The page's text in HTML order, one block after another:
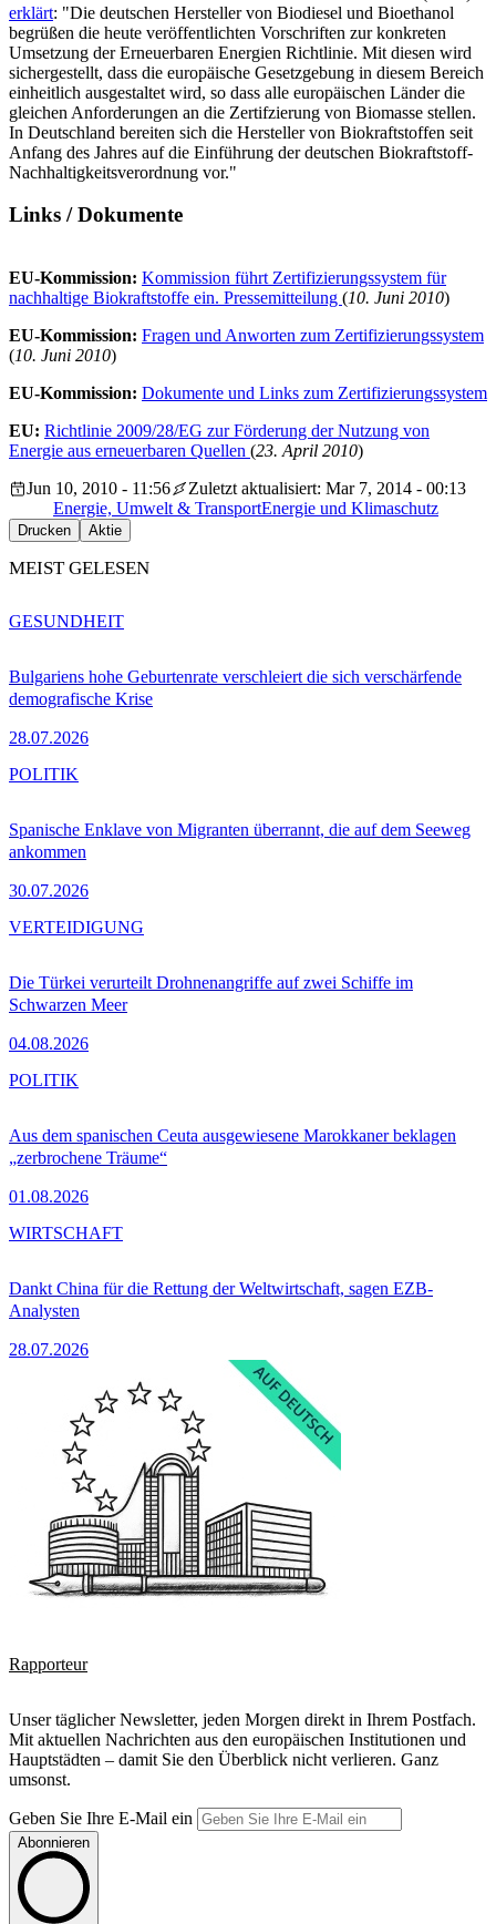
erklärt: "Die deutschen Hersteller von Biodiesel und Bioethanol
begrüßen die heute veröffentlichten Vorschriften zur konkreten
Umsetzung der Erneuerbaren Energien Richtlinie. Mit diesen wird
sichergestellt, dass die europäische Gesetzgebung in diesem Bereich
einheitlich ausgestaltet wird, so dass alle europäischen Länder die
gleichen Anforderungen an die Zertifzierung von Biomasse stellen.
In Deutschland bereiten sich die Hersteller von Biokraftstoffen seit
Anfang des Jahres auf die Einführung der deutschen Biokraftstoff-
Nachhaltigkeitsverordnung vor."
Links / Dokumente
EU-Kommission: Kommission führt Zertifizierungssystem für
nachhaltige Biokraftstoffe ein. Pressemitteilung (10. Juni 2010)
EU-Kommission: Fragen und Anworten zum Zertifizierungssystem
(10. Juni 2010)
EU-Kommission: Dokumente und Links zum Zertifizierungssystem
EU: Richtlinie 2009/28/EG zur Förderung der Nutzung von
Energie aus erneuerbaren Quellen (23. April 2010)
Jun 10, 2010 - 11:56
Zuletzt aktualisiert: Mar 7, 2014 - 00:13
Energie, Umwelt & TransportEnergie und Klimaschutz
Drucken Aktie
MEIST GELESEN
Bulgariens hohe Geburtenrate verschleiert die sich verschärfende
demografische Krise
28.07.2026
GESUNDHEIT
Spanische Enklave von Migranten überrannt, die auf dem Seeweg
ankommen
30.07.2026
POLITIK
Die Türkei verurteilt Drohnenangriffe auf zwei Schiffe im
Schwarzen Meer
04.08.2026
VERTEIDIGUNG
Aus dem spanischen Ceuta ausgewiesene Marokkaner beklagen
„zerbrochene Träume“
01.08.2026
POLITIK
Dankt China für die Rettung der Weltwirtschaft, sagen EZB-
Analysten
28.07.2026
WIRTSCHAFT
Rapporteur
Unser täglicher Newsletter, jeden Morgen direkt in Ihrem Postfach.
Mit aktuellen Nachrichten aus den europäischen Institutionen und
Hauptstädten – damit Sie den Überblick nicht verlieren. Ganz
umsonst.
Geben Sie Ihre E-Mail ein
Abonnieren